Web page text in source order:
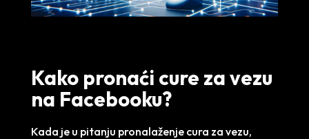
Kako pronaći cure za vezu
na Facebooku?
Kada je u pitanju pronalaženje cura za vezu,